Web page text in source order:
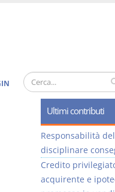
Ultimi contributi
Responsabilità
disciplinare
Credito
acquirente e